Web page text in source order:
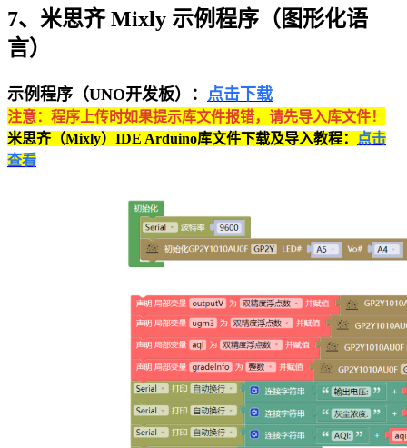
7、米思齐 Mixly 示例程序（图形化语
言）
示例程序（UNO开发板）： 点击下载
注意：程序上传时如果提示库文件报错，请先导入库文件！
米思齐（Mixly）IDE Arduino库文件下载及导入教程：
点击
查看